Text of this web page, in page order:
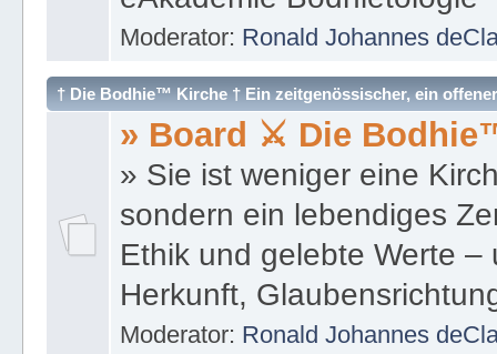
Moderator: Ronald Johannes
† Die Bodhie™ Kirche † Ein zeitgenössischer, ein
» Board ⚔ Die
» Sie ist weniger eine
sondern ein lebendiges
Ethik und gelebte Werte –
Herkunft,
Moderator: Ronald Johannes